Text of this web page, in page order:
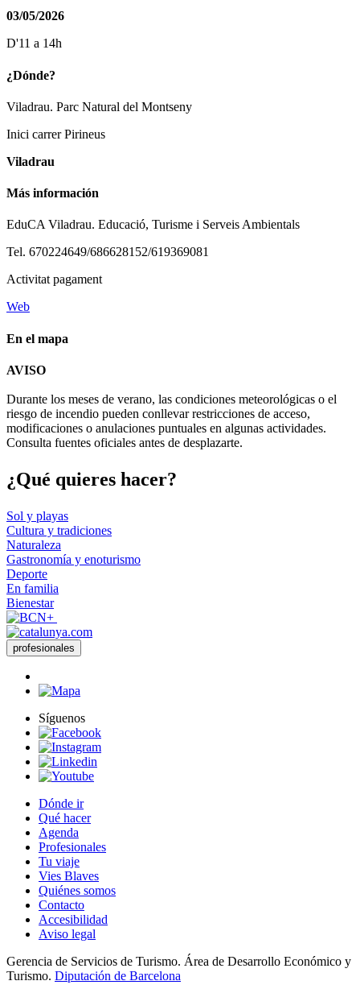
03/05/2026
D'11 a 14h
¿Dónde?
Viladrau. Parc Natural del Montseny
Inici carrer Pirineus
Viladrau
Más información
EduCA Viladrau. Educació, Turisme i Serveis Ambientals
Tel. 670224649/686628152/619369081
Activitat pagament
Web
En el mapa
−
AVISO
Durante los meses de verano, las condiciones meteorológicas o el
riesgo de incendio pueden conllevar restricciones de acceso,
modificaciones o anulaciones puntuales en algunas actividades.
Consulta fuentes oficiales antes de desplazarte.
¿Qué quieres hacer?
Sol y playas
Cultura y tradiciones
Naturaleza
Gastronomía y enoturismo
Deporte
En familia
Bienestar
profesionales
Síguenos
Dónde ir
Qué hacer
Agenda
Profesionales
Tu viaje
Vies Blaves
Quiénes somos
Contacto
Accesibilidad
Aviso legal
Gerencia de Servicios de Turismo. Área de Desarrollo Económico y
Turismo. Diputación de Barcelona